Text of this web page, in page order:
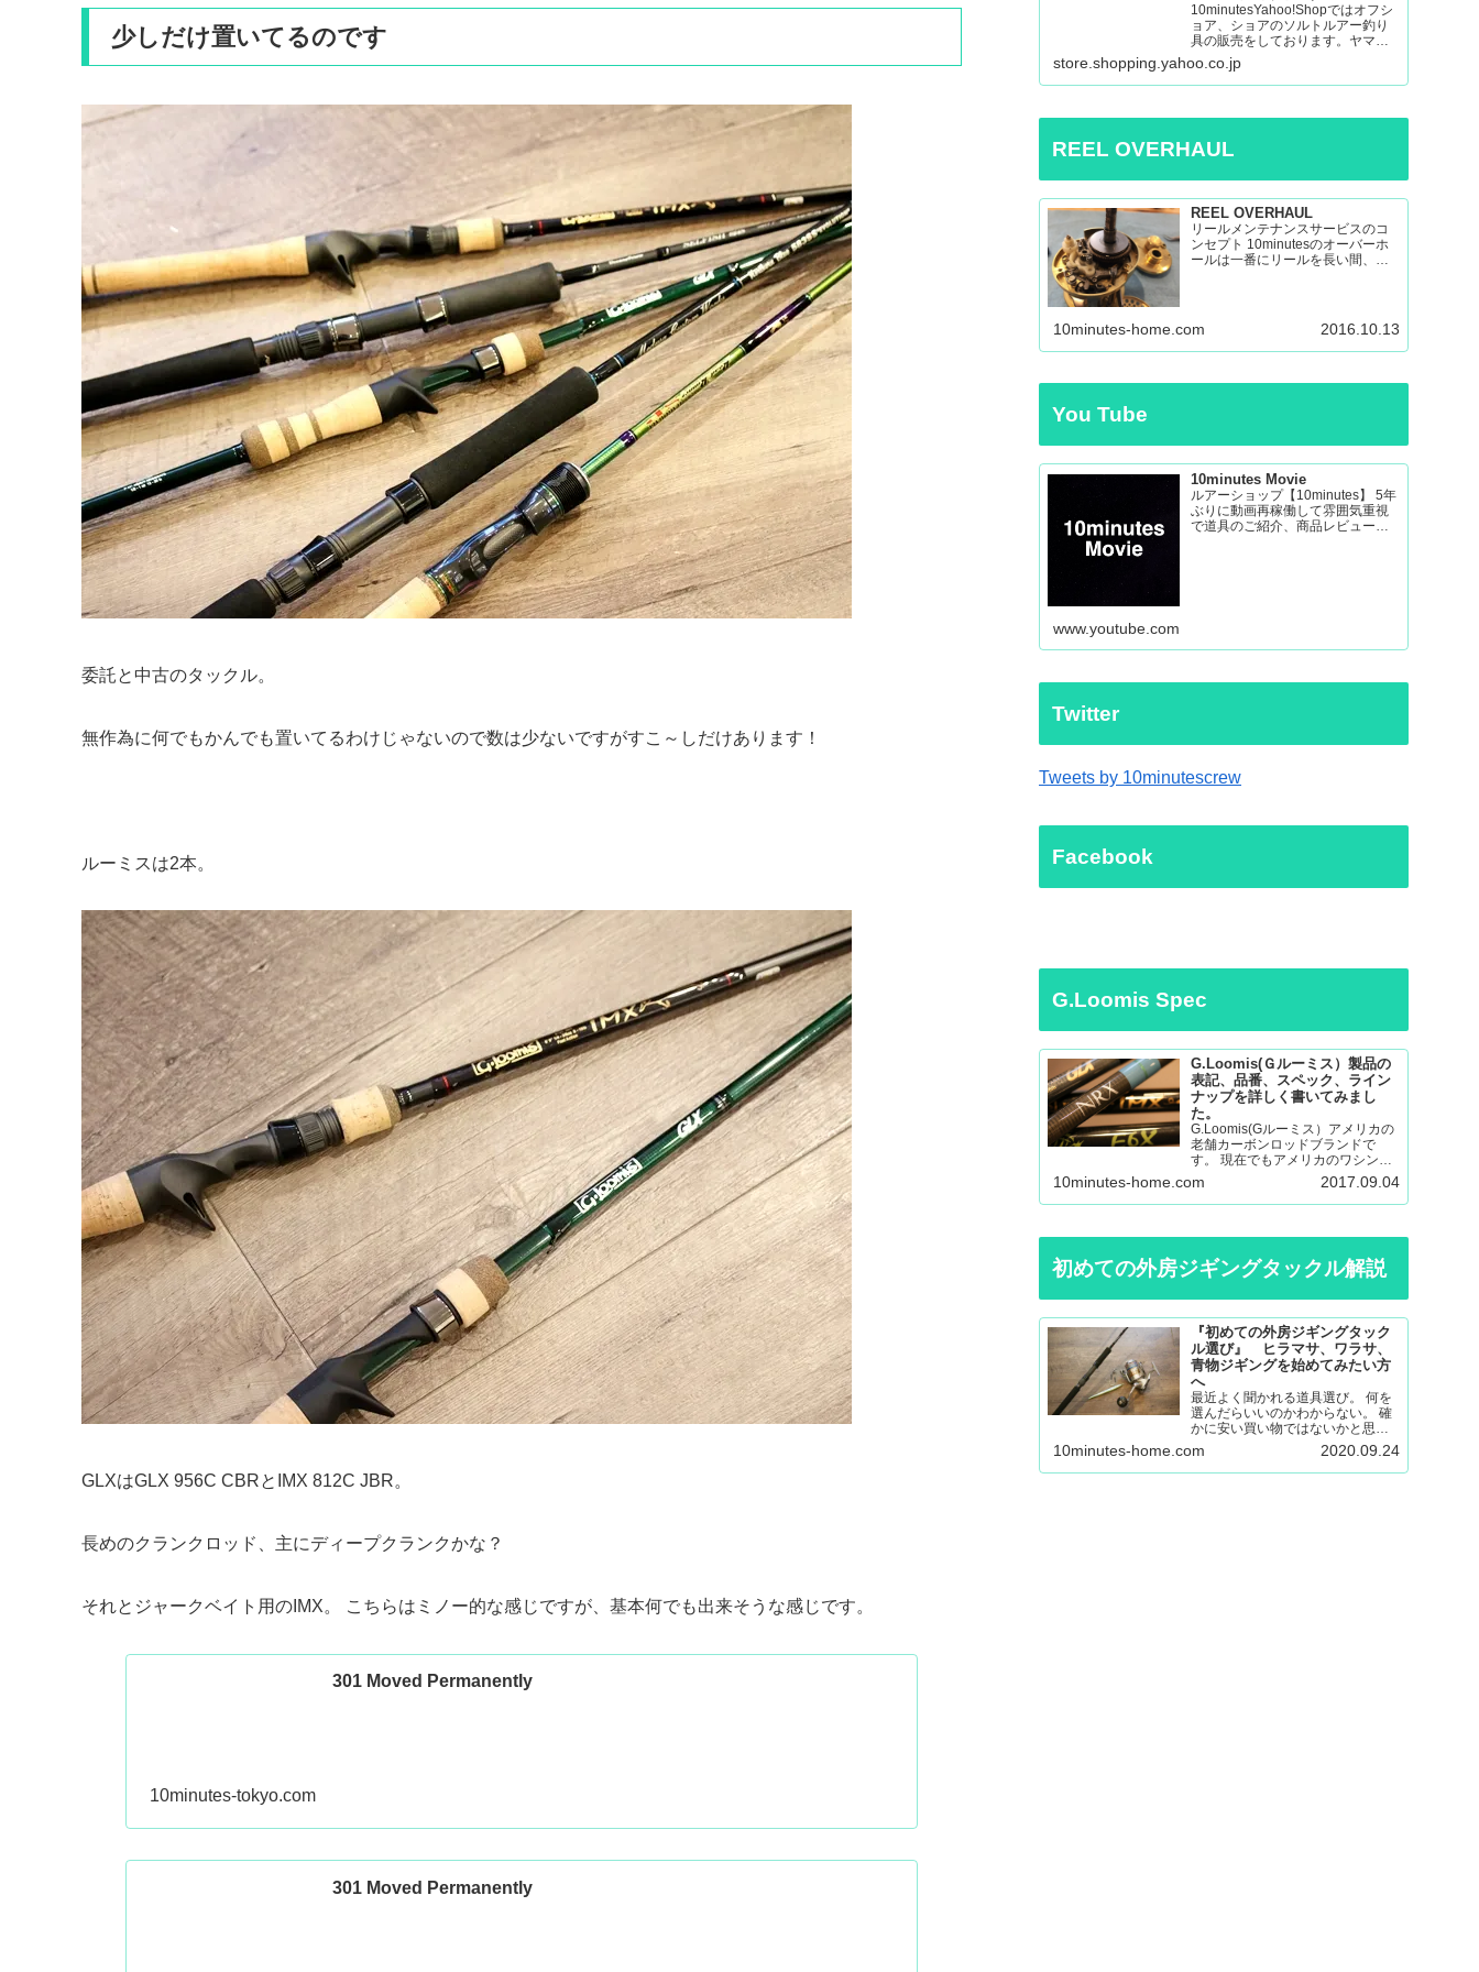
少しだけ置いてるのです
委託と中古のタックル。
無作為に何でもかんでも置いてるわけじゃないので数は少ないですがすこ～しだけあります！
ルーミスは2本。
GLXはGLX 956C CBRとIMX 812C JBR。
長めのクランクロッド、主にディープクランクかな？
それとジャークベイト用のIMX。 こちらはミノー的な感じですが、基本何でも出来そうな感じです。
301 Moved Permanently
10minutes-tokyo.com
301 Moved Permanently
10minutesYahoo!Shopではオフシ
ョア、ショアのソルトルアー釣り
具の販売をしております。ヤマガ
ブランクス、ネイチャーボーイ
ズ、パッションズ、マシオな
ど:10minutes Yahoo!Shop – 通販 –
store.shopping.yahoo.co.jp
REEL OVERHAUL
REEL OVERHAUL
リールメンテナンスサービスのコ
ンセプト 10minutesのオーバーホ
ールは一番にリールを長い間、い
ルの原因はケミカルの劣化による
パーツの保護機能の...
10minutes-home.com 2016.10.13
You Tube
10minutes Movie
ルアーショップ【10minutes】 5年
ぶりに動画再稼働して雰囲気重視
で道具のご紹介、商品レビューか
www.youtube.com
Twitter
Tweets by 10minutescrew
Facebook
G.Loomis Spec
G.Loomis(Ｇルーミス）製品の
表記、品番、スペック、ライン
ナップを詳しく書いてみまし
た。
G.Loomis(Gルーミス）アメリカの
老舗カーボンロッドブランドで
す。 現在でもアメリカのワシント
ン州の工場で生産されているmade
in ＵＳＡのロッドになります。 フ
ライロッド、バスロッド、、サー
ウォール…
10minutes-home.com 2017.09.04
初めての外房ジギングタックル解説
『初めての外房ジギングタック
ル選び』 ヒラマサ、ワラサ、
青物ジギングを始めてみたい方
へ
最近よく聞かれる道具選び。 何を
選んだらいいのかわからない。 確
かに安い買い物ではないかと思い
ますので不安も大きいと思いま
す。 調べても色々な意見があると
思うので更に悩んでしまったり。
10minutes-home.com 2020.09.24